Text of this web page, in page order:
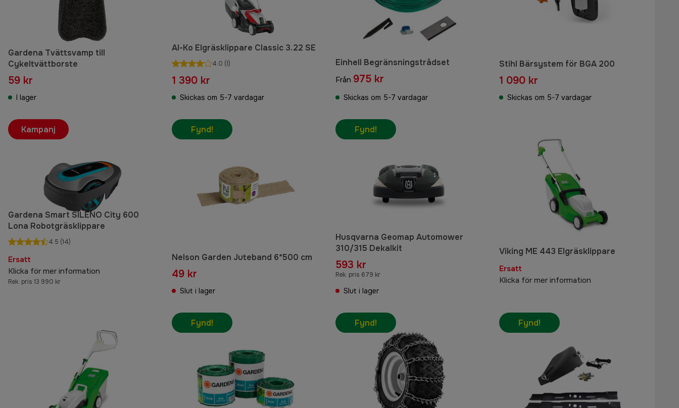
Gardena Tvättsvamp till
Cykeltvättborste
59 kr
I lager
Al-Ko Elgräsklippare Classic 3.22 SE
4.0 (1)
1 390 kr
Skickas om 5-7 vardagar
Einhell Begränsningstrådset
Från 975 kr
Skickas om 5-7 vardagar
Stihl Bärsystem för BGA 200
1 090 kr
Skickas om 5-7 vardagar
Gardena Smart SILENO City 600
Lona Robotgräsklippare
4.5 (14)
Ersatt
Klicka för mer information
Rek. pris 13 990 kr
Kampanj
Nelson Garden Juteband 6*500 cm
49 kr
Slut i lager
Fynd!
Husqvarna Geomap Automower
310/315 Dekalkit
593 kr
Rek. pris 679 kr
Slut i lager
Fynd!
Viking ME 443 Elgräsklippare
Ersatt
Klicka för mer information
Fynd! Fynd! Fynd!